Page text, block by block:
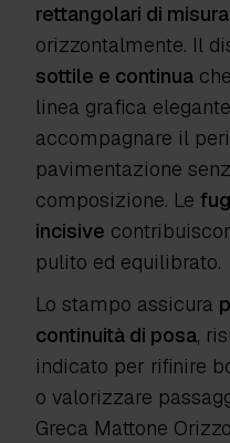
rettangolari di
orizzontalmente. Il
sottile e continua
linea grafica
accompagnare il
pavimentazione
composizione. Le
incisive
pulito ed equilibrato.
Lo stampo assicura
continuità di posa,
indicato per rifinire
o valorizzare
Greca Mattone